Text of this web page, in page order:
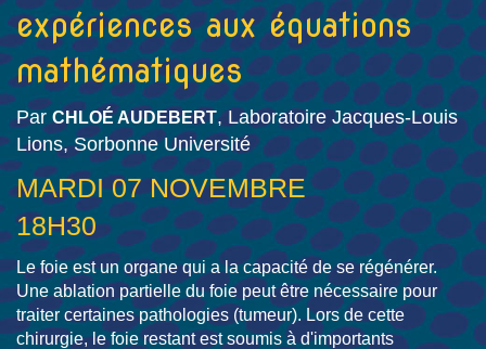
expériences aux équations
mathématiques
Par CHLOÉ AUDEBERT, Laboratoire Jacques-Louis
Lions, Sorbonne Université
MARDI 07 NOVEMBRE
18H30
Le foie est un organe qui a la capacité de se régénérer.
Une ablation partielle du foie peut être nécessaire pour
traiter certaines pathologies (tumeur). Lors de cette
chirurgie, le foie restant est soumis à d'importants